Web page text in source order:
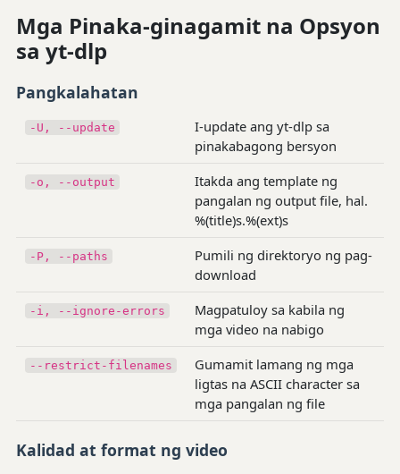
Mga Pinaka-ginagamit na Opsyon
sa yt-dlp
Pangkalahatan
-U, --update
I-update ang yt-dlp sa
pinakabagong bersyon
-o, --output
Itakda ang template ng
pangalan ng output file, hal.
%(title)s.%(ext)s
-P, --paths
Pumili ng direktoryo ng pag-
download
-i, --ignore-errors
Magpatuloy sa kabila ng
mga video na nabigo
--restrict-filenames
Gumamit lamang ng mga
ligtas na ASCII character sa
mga pangalan ng file
Kalidad at format ng video